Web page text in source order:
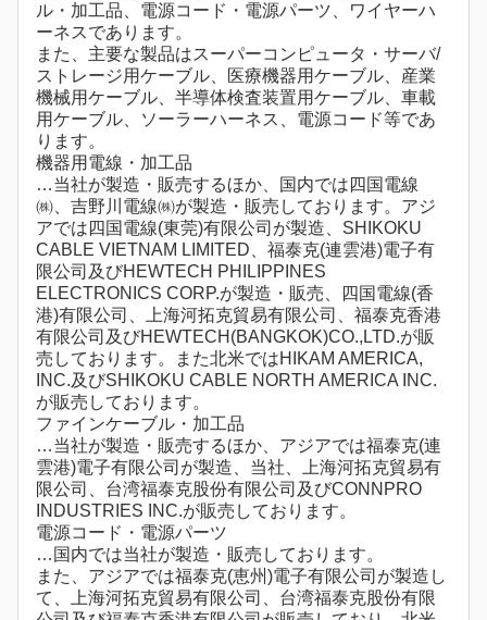
ル・加工品、電源コード・電源パーツ、ワイヤーハ
ーネスであります。
また、主要な製品はスーパーコンピュータ・サーバ/
ストレージ用ケーブル、医療機器用ケーブル、産業
機械用ケーブル、半導体検査装置用ケーブル、車載
用ケーブル、ソーラーハーネス、電源コード等であ
ります。
機器用電線・加工品
…当社が製造・販売するほか、国内では四国電線
㈱、吉野川電線㈱が製造・販売しております。アジ
アでは四国電線(東莞)有限公司が製造、SHIKOKU
CABLE VIETNAM LIMITED、福泰克(連雲港)電子有
限公司及びHEWTECH PHILIPPINES
ELECTRONICS CORP.が製造・販売、四国電線(香
港)有限公司、上海河拓克貿易有限公司、福泰克香港
有限公司及びHEWTECH(BANGKOK)CO.,LTD.が販
売しております。また北米ではHIKAM AMERICA,
INC.及びSHIKOKU CABLE NORTH AMERICA INC.
が販売しております。
ファインケーブル・加工品
…当社が製造・販売するほか、アジアでは福泰克(連
雲港)電子有限公司が製造、当社、上海河拓克貿易有
限公司、台湾福泰克股份有限公司及びCONNPRO
INDUSTRIES INC.が販売しております。
電源コード・電源パーツ
…国内では当社が製造・販売しております。
また、アジアでは福泰克(恵州)電子有限公司が製造し
て、上海河拓克貿易有限公司、台湾福泰克股份有限